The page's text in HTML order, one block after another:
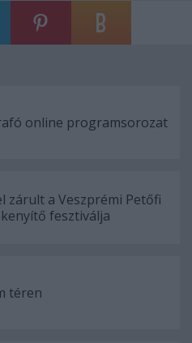
online programsorozat
zárult a Veszprémi Petőfi
fesztiválja
téren